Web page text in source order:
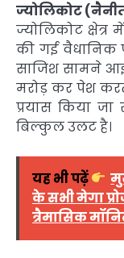
ज्योलिकोट
ज्योलिकोट
की गई वैधानिक
साजिश सामने आई
मरोड़ कर पेश
प्रयास किया
बिल्कुल उलट है।
यह भी पढ़ें
के सभी मेगा
त्रैमासिक